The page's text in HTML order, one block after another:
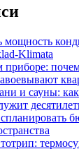
мощность
Klimata
приборе:
и сауны: